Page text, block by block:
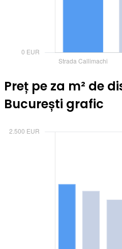
Preț pe za m² de
București grafic